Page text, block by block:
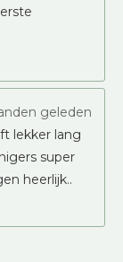
geleden
lekker lang
super
heerlijk..